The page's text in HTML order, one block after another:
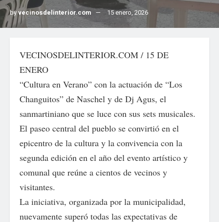
byvecinosdelinterior.com 15 enero, 2026
VECINOSDELINTERIOR.COM / 15 DE
ENERO
“Cultura en Verano” con la actuación de “Los
Changuitos” de Naschel y de Dj Agus, el
sanmartiniano que se luce con sus sets musicales.
El paseo central del pueblo se convirtió en el
epicentro de la cultura y la convivencia con la
segunda edición en el año del evento artístico y
comunal que reúne a cientos de vecinos y
visitantes.
La iniciativa, organizada por la municipalidad,
nuevamente superó todas las expectativas de